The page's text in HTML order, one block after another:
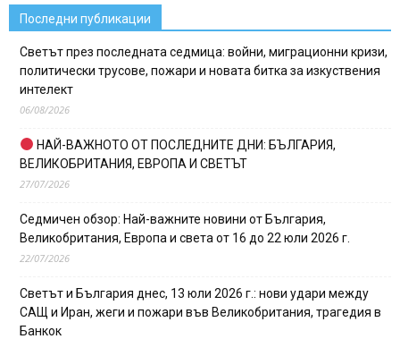
Последни публикации
Светът през последната седмица: войни, миграционни кризи,
политически трусове, пожари и новата битка за изкуствения
интелект
06/08/2026
НАЙ-ВАЖНОТО ОТ ПОСЛЕДНИТЕ ДНИ: БЪЛГАРИЯ,
ВЕЛИКОБРИТАНИЯ, ЕВРОПА И СВЕТЪТ
27/07/2026
Седмичен обзор: Най-важните новини от България,
Великобритания, Европа и света от 16 до 22 юли 2026 г.
22/07/2026
Светът и България днес, 13 юли 2026 г.: нови удари между
САЩ и Иран, жеги и пожари във Великобритания, трагедия в
Банкок